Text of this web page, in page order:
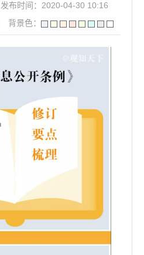
发布时间：2020-04-30 10:16
背景色：